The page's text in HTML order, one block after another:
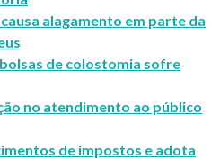
alagamento em parte da
de colostomia sofre
no atendimento ao público
de impostos e adota